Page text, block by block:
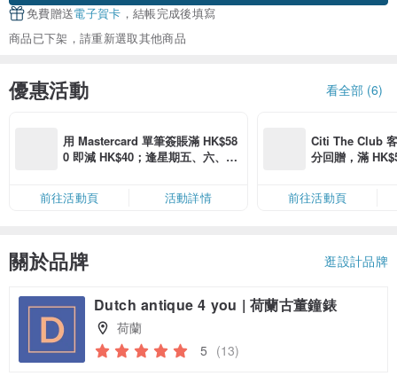
免費贈送電子賀卡 ，結帳完成後填寫
商品已下架，請重新選取其他商品
優惠活動 看全部 (6)
用 Mastercard 單筆簽賬滿 HK$58
0 即減 HK$40；逢星期五、六、日
限，額滿即止，僅限「常用信用
卡」結帳）
前往活動頁 活動詳情
Citi The Club
分回贈，滿
前往活動頁
關於品牌 逛設計品牌
Dutch antique 4 you | 荷蘭古董鐘錶
荷蘭
5 (13)